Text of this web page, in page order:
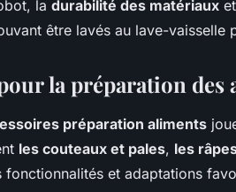
la durabilité des matériaux
être lavés au lave-vaisselle
la préparation des
préparation aliments
les couteaux et pales, les
fonctionnalités et adaptations